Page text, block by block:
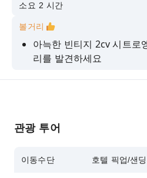
소요 2 시간
볼거리
아늑한 빈티지 2cv 시트로
리를 발견하세요
Place Dauphine과 Le
한 비관광적이고 놀라운 경
관광 투어
이동수단 호텔 픽업/샌딩